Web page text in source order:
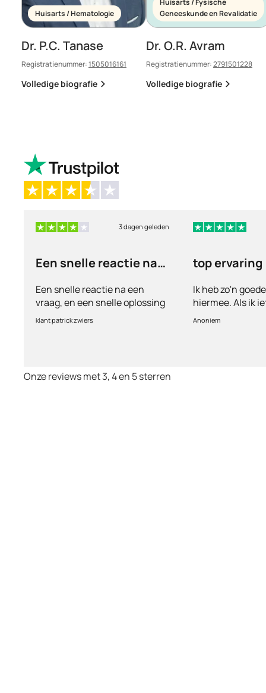
Huisarts / Hematologie
Dr. P.C. Tanase
Registratienummer:1505016161
Volledige biografie
Huisarts / Fysische
Geneeskunde en Revalidatie
Dr. O.R. Avram
Registratienummer:2791501228
Volledige biografie
3 dagen geleden
Een snelle reactie na
Een snelle reactie na een
vraag, en een snelle oplossing
klant patrick zwiers
top ervaring
Ik heb zo'n
hiermee. Als ik
vul ik een
Anoniem
Onze reviews met 3, 4 en 5 sterren